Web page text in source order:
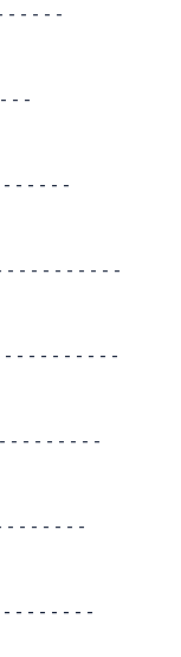
- - - - -
- -
- - - - - -
- - - - - - - - - -
- - - - - - - - - -
- - - - - - - -
- - - - - - -
- - - - - - - -